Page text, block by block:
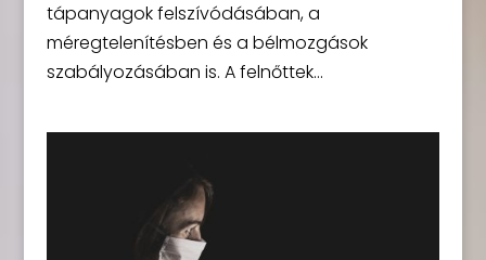
tápanyagok felszívódásában, a
méregtelenítésben és a bélmozgások
szabályozásában is. A felnőttek...